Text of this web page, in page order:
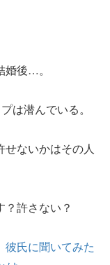
後…。
は潜んでいる。
ないかはその人
許さない？
彼氏に聞いてみた